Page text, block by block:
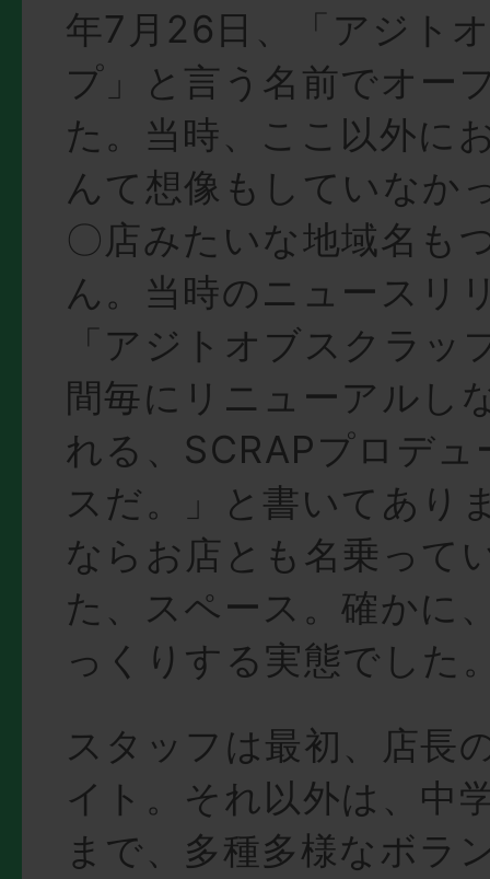
年7月26日、「アジト
プ」と言う名前でオー
た。当時、ここ以外に
んて想像もしていなか
〇店みたいな地域名も
ん。当時のニュースリ
「アジトオブスクラッ
間毎にリニューアルし
れる、SCRAPプロデ
スだ。」と書いてあり
ならお店とも名乗って
た、スペース。確かに
っくりする実態でした
スタッフは最初、店長
イト。それ以外は、中
まで、多種多様なボラ